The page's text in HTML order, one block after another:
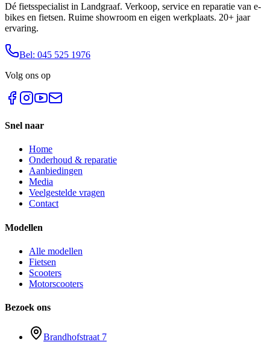
Dé fietsspecialist in Landgraaf. Verkoop, service en reparatie van e-
bikes en fietsen. Ruime showroom en eigen werkplaats. 20+ jaar
ervaring.
Bel: 045 525 1976
Volg ons op
Snel naar
Home
Onderhoud & reparatie
Aanbiedingen
Media
Veelgestelde vragen
Contact
Modellen
Alle modellen
Fietsen
Scooters
Motorscooters
Bezoek ons
Brandhofstraat 7